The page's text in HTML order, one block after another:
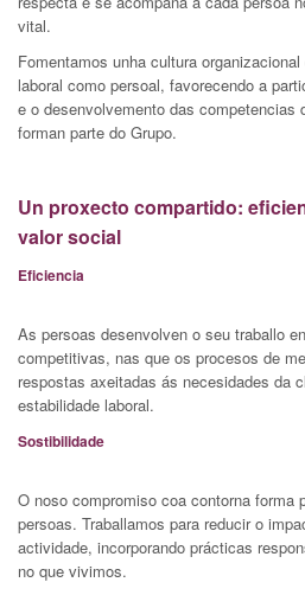
vital.
Fomentamos unha cultura
laboral como persoal, favorecendo a
e o desenvolvemento das competencias
forman parte do Grupo.
Un proxecto compartido:
valor social
Eficiencia
As persoas desenvolven o seu traballo
competitivas, nas que os procesos de
respostas axeitadas ás necesidades da
estabilidade laboral.
Sostibilidade
O noso compromiso coa contorna forma
persoas. Traballamos para reducir o
actividade, incorporando prácticas
no que vivimos.